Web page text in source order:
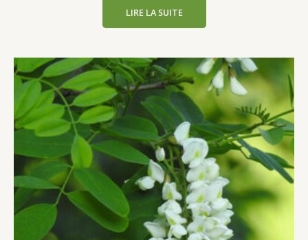
LIRE LA SUITE